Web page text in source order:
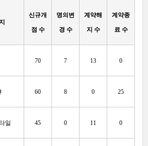
신규개
점 수
명의변
경 수
계약해
지 수
계약종
료 수
70 7 13 0
60 8 0 25
일 45 0 11 0